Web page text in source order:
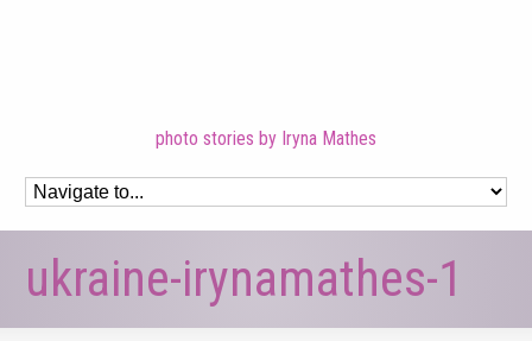
photo stories by Iryna Mathes
ukraine-irynamathes-1